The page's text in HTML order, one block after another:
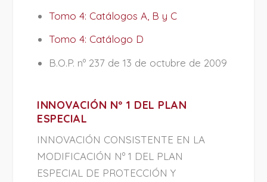
Tomo 4: Catálogos A, B y C
Tomo 4: Catálogo D
B.O.P. nº 237 de 13 de octubre de 2009
INNOVACIÓN Nº 1 DEL PLAN
ESPECIAL
INNOVACIÓN CONSISTENTE EN LA
MODIFICACIÓN Nº 1 DEL PLAN
ESPECIAL DE PROTECCIÓN Y